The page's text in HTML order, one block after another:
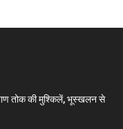
तोक की मुश्किलें, भूस्खलन से